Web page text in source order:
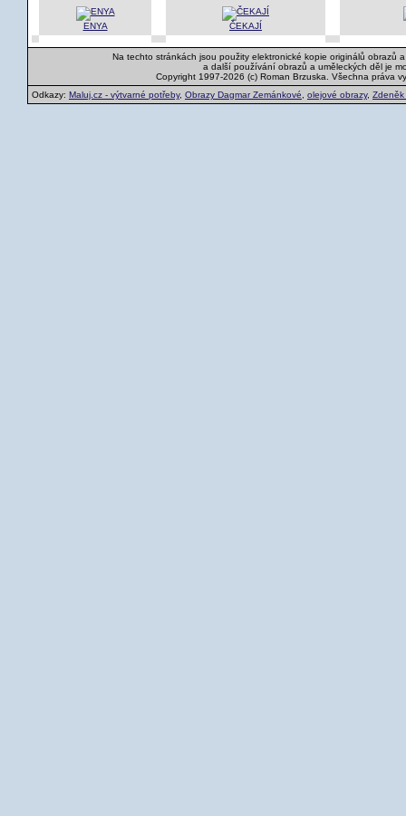
ENYA ČEKAJÍ
Na techto stránkách jsou použity elektronické kopie originálů obrazů
a další používání obrazů a uměleckých děl je
Copyright 1997-2026 (c) Roman Brzuska. Všechna práva
Odkazy: Maluj.cz - výtvarné potřeby, Obrazy Dagmar Zemánkové olejové obrazy, Zdeněk